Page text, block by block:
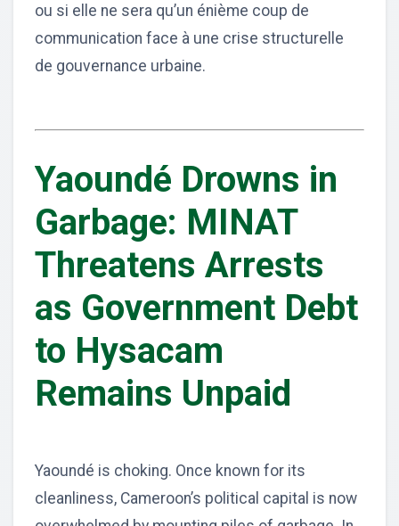
ou si elle ne sera qu’un énième coup de
communication face à une crise structurelle
de gouvernance urbaine.
Yaoundé Drowns in
Garbage: MINAT
Threatens Arrests
as Government Debt
to Hysacam
Remains Unpaid
Yaoundé is choking. Once known for its
cleanliness, Cameroon’s political capital is now